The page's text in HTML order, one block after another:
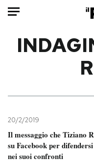
Mondo
Tecnologia
Internet
Scienza
20/2/2019
Il messaggio che Tiziano
su Facebook per
nei suoi confronti